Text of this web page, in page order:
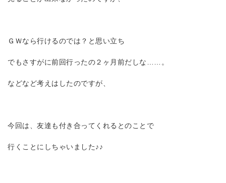
ＧＷなら行けるのでは？と思い立ち
でもさすがに前回行ったの２ヶ月前だしな……。
などなど考えはしたのですが、
今回は、友達も付き合ってくれるとのことで
行くことにしちゃいました♪♪